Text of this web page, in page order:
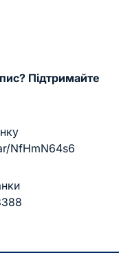
Підтримайте
NfHmN64s6